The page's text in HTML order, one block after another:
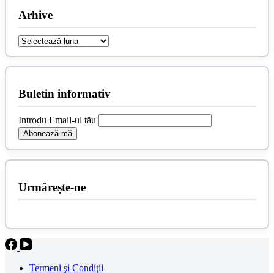
Arhive
Arhive
Buletin informativ
Introdu Email-ul tău
Urmărește-ne
Termeni şi Condiţii